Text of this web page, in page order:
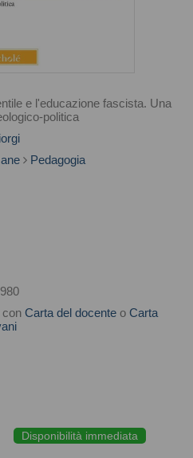
e l'educazione fascista. Una
politica
Pedagogia
con Carta del docente o Carta
Disponibilità immediata